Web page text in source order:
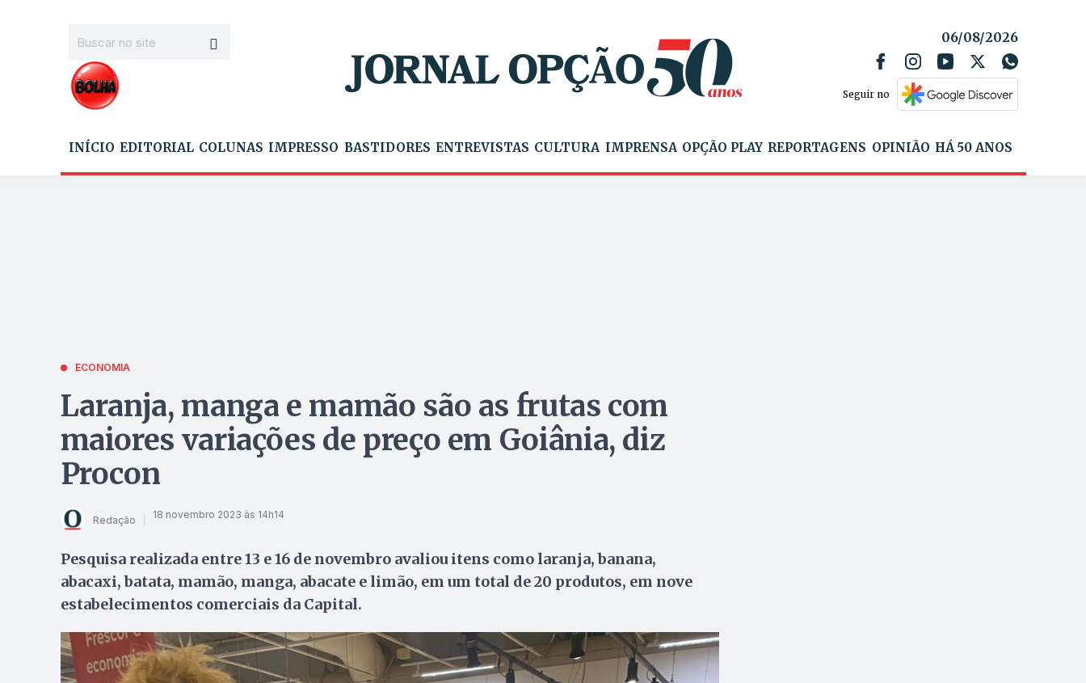
06/08/2026
Seguir no
INÍCIO EDITORIAL COLUNAS IMPRESSO BASTIDORES ENTREVISTAS CULTURA IMPRENSA OPÇÃO PLAY REPORTAGENS OPINIÃO HÁ 50 ANOS
ECONOMIA
Laranja, manga e mamão são as frutas com
maiores variações de preço em Goiânia, diz
Procon
Redação 18 novembro 2023 às 14h14
Pesquisa realizada entre 13 e 16 de novembro avaliou itens como laranja, banana,
abacaxi, batata, mamão, manga, abacate e limão, em um total de 20 produtos, em nove
estabelecimentos comerciais da Capital.